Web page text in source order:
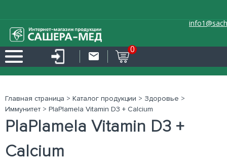
0
Главная страница > Каталог продукции > Здоровье >
Иммунитет > PlaPlamela Vitamin D3 + Calcium
PlaPlamela Vitamin D3 +
Calcium